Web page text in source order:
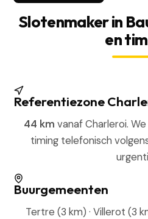
Slotenmaker in
en
Referentiezone
44 km vanaf Charleroi.
timing telefonisch
Buurgemeenten
Tertre (3 km) · Villerot (3